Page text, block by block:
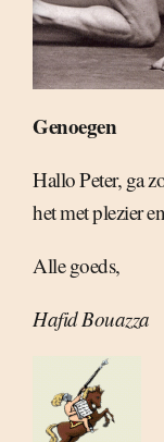
Genoegen
Hallo Peter, ga
het met plezier
Alle goeds,
Hafid Bouazza